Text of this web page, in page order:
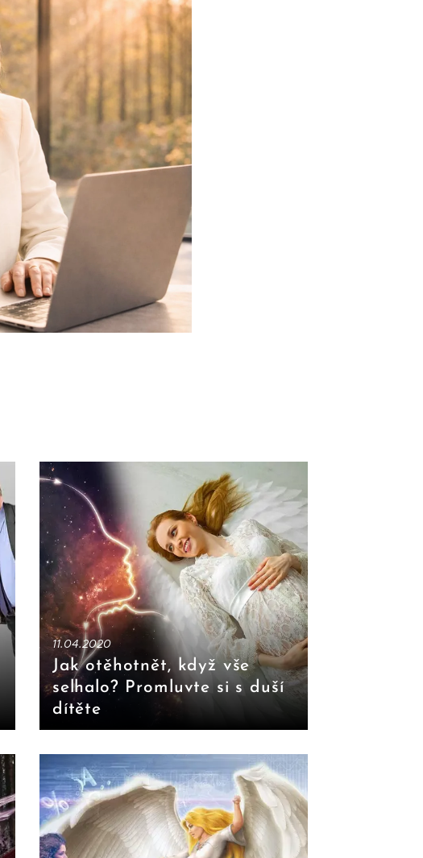
11.04.2020
Jak otěhotnět, když vše
selhalo? Promluvte si s duší
dítěte